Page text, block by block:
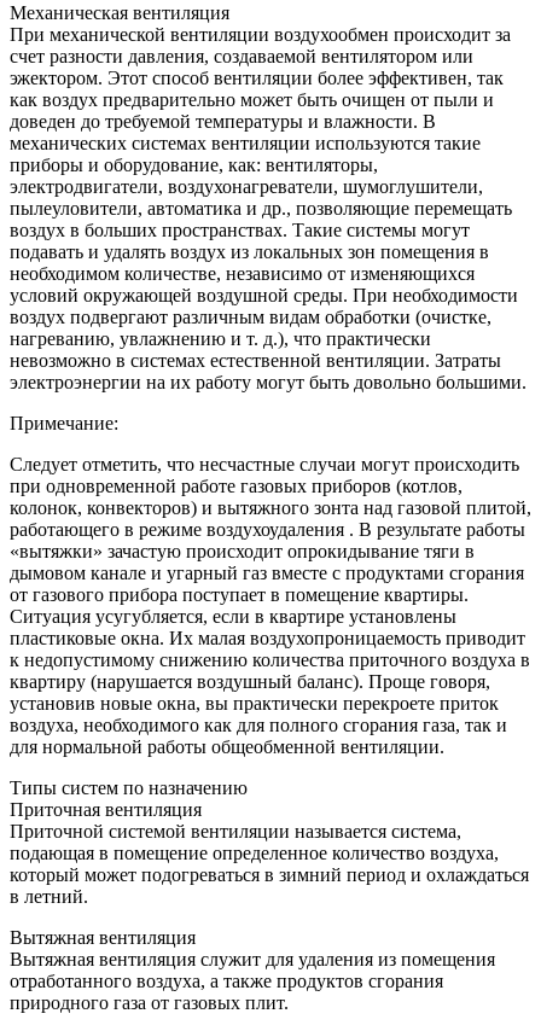
Механическая вентиляция
При механической вентиляции воздухообмен происходит за
счет разности давления, создаваемой вентилятором или
эжектором. Этот способ вентиляции более эффективен, так
как воздух предварительно может быть очищен от пыли и
доведен до требуемой температуры и влажности. В
механических системах вентиляции используются такие
приборы и оборудование, как: вентиляторы,
электродвигатели, воздухонагреватели, шумоглушители,
пылеуловители, автоматика и др., позволяющие перемещать
воздух в больших пространствах. Такие системы могут
подавать и удалять воздух из локальных зон помещения в
необходимом количестве, независимо от изменяющихся
условий окружающей воздушной среды. При необходимости
воздух подвергают различным видам обработки (очистке,
нагреванию, увлажнению и т. д.), что практически
невозможно в системах естественной вентиляции. Затраты
электроэнергии на их работу могут быть довольно большими.
Примечание:
Следует отметить, что несчастные случаи могут происходить
при одновременной работе газовых приборов (котлов,
колонок, конвекторов) и вытяжного зонта над газовой плитой,
работающего в режиме воздухоудаления . В результате работы
«вытяжки» зачастую происходит опрокидывание тяги в
дымовом канале и угарный газ вместе с продуктами сгорания
от газового прибора поступает в помещение квартиры.
Ситуация усугубляется, если в квартире установлены
пластиковые окна. Их малая воздухопроницаемость приводит
к недопустимому снижению количества приточного воздуха в
квартиру (нарушается воздушный баланс). Проще говоря,
установив новые окна, вы практически перекроете приток
воздуха, необходимого как для полного сгорания газа, так и
для нормальной работы общеобменной вентиляции.
Типы систем по назначению
Приточная вентиляция
Приточной системой вентиляции называется система,
подающая в помещение определенное количество воздуха,
который может подогреваться в зимний период и охлаждаться
в летний.
Вытяжная вентиляция
Вытяжная вентиляция служит для удаления из помещения
отработанного воздуха, а также продуктов сгорания
природного газа от газовых плит.